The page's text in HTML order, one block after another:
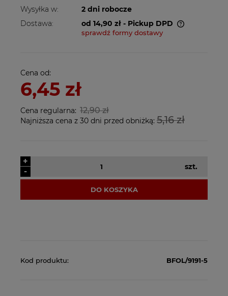
Wysyłka w:
2 dni robocze
Dostawa:
od 14,90 zł - Pickup DPD
Cena nie zawiera ewentualnych kosztów
sprawdź formy dostawy
Cena od:
6,45 zł
Cena regularna: 12,90 zł
Najniższa cena z 30 dni przed obniżką: 5,16 zł
-
+
szt.
DO KOSZYKA
Kod produktu: BFOL/9191-5